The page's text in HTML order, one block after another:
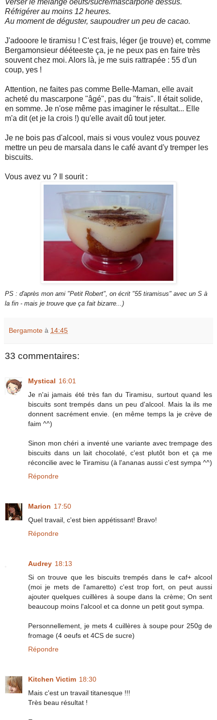
Réfrigérer au moins 12 heures.
Au moment de déguster, saupoudrer un peu de cacao.
J'adooore le tiramisu ! C'est frais, léger (je trouve) et, comme
Bergamonsieur dééteeste ça, je ne peux pas en faire très
souvent chez moi. Alors là, je me suis rattrapée : 55 d'un
coup, yes !
Attention, ne faites pas comme Belle-Maman, elle avait
acheté du mascarpone "âgé", pas du "frais". Il était solide,
en somme. Je n'ose même pas imaginer le résultat... Elle
m'a dit (et je la crois !) qu'elle avait dû tout jeter.
Je ne bois pas d'alcool, mais si vous voulez vous pouvez
mettre un peu de marsala dans le café avant d'y tremper les
biscuits.
Vous avez vu ? Il sourit :
PS : d'après mon ami "Petit Robert", on écrit "55 tiramisus" avec un S à
la fin - mais je trouve que ça fait bizarre...)
Bergamote à 14:45
33 commentaires:
Mystical 16:01
Je n'ai jamais été très fan du Tiramisu, surtout quand les
biscuits sont trempés dans un peu d'alcool. Mais la ils me
donnent sacrément envie. (en même temps la je crève de
faim ^^)
Sinon mon chéri a inventé une variante avec trempage des
biscuits dans un lait chocolaté, c'est plutôt bon et ça me
réconcilie avec le Tiramisu (à l'ananas aussi c'est sympa ^^)
Répondre
Marion 17:50
Quel travail, c'est bien appétissant! Bravo!
Répondre
Audrey 18:13
Si on trouve que les biscuits trempés dans le caf+ alcool
(moi je mets de l'amaretto) c'est trop fort, on peut aussi
ajouter quelques cuillères à soupe dans la crème; On sent
beaucoup moins l'alcool et ca donne un petit gout sympa.
Personnellement, je mets 4 cuillères à soupe pour 250g de
fromage (4 oeufs et 4CS de sucre)
Répondre
Kitchen Victim 18:30
Mais c'est un travail titanesque !!!
Très beau résultat !